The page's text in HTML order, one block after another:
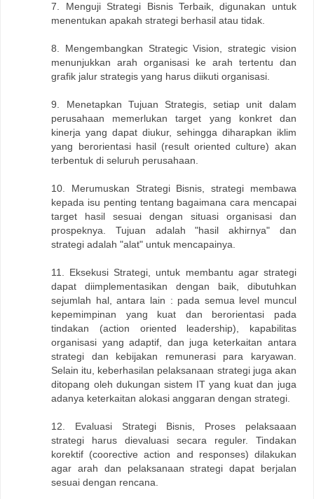
7. Menguji Strategi Bisnis Terbaik, digunakan untuk
menentukan apakah strategi berhasil atau tidak.
8. Mengembangkan Strategic Vision, strategic vision
menunjukkan arah organisasi ke arah tertentu dan
grafik jalur strategis yang harus diikuti organisasi.
9. Menetapkan Tujuan Strategis, setiap unit dalam
perusahaan memerlukan target yang konkret dan
kinerja yang dapat diukur, sehingga diharapkan iklim
yang berorientasi hasil (result oriented culture) akan
terbentuk di seluruh perusahaan.
10. Merumuskan Strategi Bisnis, strategi membawa
kepada isu penting tentang bagaimana cara mencapai
target hasil sesuai dengan situasi organisasi dan
prospeknya. Tujuan adalah "hasil akhirnya" dan
strategi adalah "alat" untuk mencapainya.
11. Eksekusi Strategi, untuk membantu agar strategi
dapat diimplementasikan dengan baik, dibutuhkan
sejumlah hal, antara lain : pada semua level muncul
kepemimpinan yang kuat dan berorientasi pada
tindakan (action oriented leadership), kapabilitas
organisasi yang adaptif, dan juga keterkaitan antara
strategi dan kebijakan remunerasi para karyawan.
Selain itu, keberhasilan pelaksanaan strategi juga akan
ditopang oleh dukungan sistem IT yang kuat dan juga
adanya keterkaitan alokasi anggaran dengan strategi.
12. Evaluasi Strategi Bisnis, Proses pelaksaaan
strategi harus dievaluasi secara reguler. Tindakan
korektif (coorective action and responses) dilakukan
agar arah dan pelaksanaan strategi dapat berjalan
sesuai dengan rencana.